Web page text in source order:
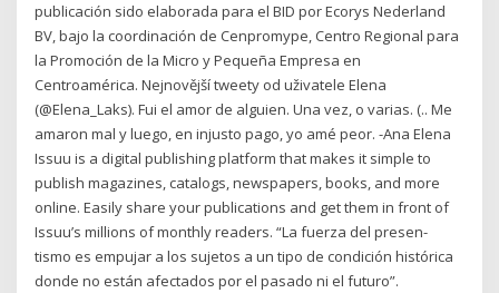
publicación sido elaborada para el BID por Ecorys Nederland
BV, bajo la coordinación de Cenpromype, Centro Regional para
la Promoción de la Micro y Pequeña Empresa en
Centroamérica. Nejnovější tweety od uživatele Elena
(@Elena_Laks). Fui el amor de alguien. Una vez, o varias. (.. Me
amaron mal y luego, en injusto pago, yo amé peor. -Ana Elena
Issuu is a digital publishing platform that makes it simple to
publish magazines, catalogs, newspapers, books, and more
online. Easily share your publications and get them in front of
Issuu’s millions of monthly readers. “La fuerza del presen-
tismo es empujar a los sujetos a un tipo de condición histórica
donde no están afectados por el pasado ni el futuro”.